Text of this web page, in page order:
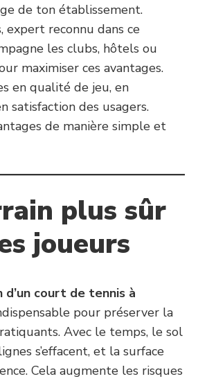
de ton établissement.
expert reconnu dans ce
les clubs, hôtels ou
maximiser ces avantages.
en qualité de jeu, en
satisfaction des usagers.
de manière simple et
plus sûr
joueurs
d’un court de tennis à
pour préserver la
Avec le temps, le sol
s’effacent, et la surface
Cela augmente les risques